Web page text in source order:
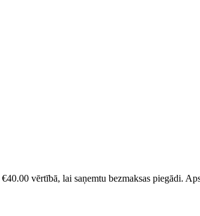
€40.00 vērtībā, lai saņemtu bezmaksas piegādi.